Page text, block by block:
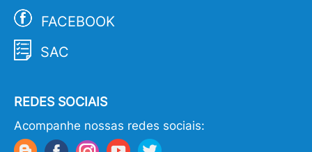
FACEBOOK
SAC
REDES SOCIAIS
Acompanhe nossas redes sociais: